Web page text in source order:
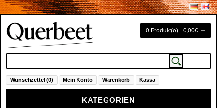
0 Produkt(e) - 0,00€
Wunschzettel (0) Mein Konto Warenkorb Kassa
KATEGORIEN